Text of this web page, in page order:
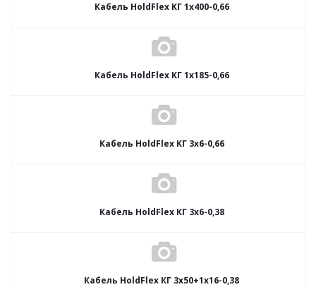
Кабель HoldFlex КГ 1x400-0,66
Кабель HoldFlex КГ 1x185-0,66
Кабель HoldFlex КГ 3x6-0,66
Кабель HoldFlex КГ 3x6-0,38
Кабель HoldFlex КГ 3x50+1x16-0,38